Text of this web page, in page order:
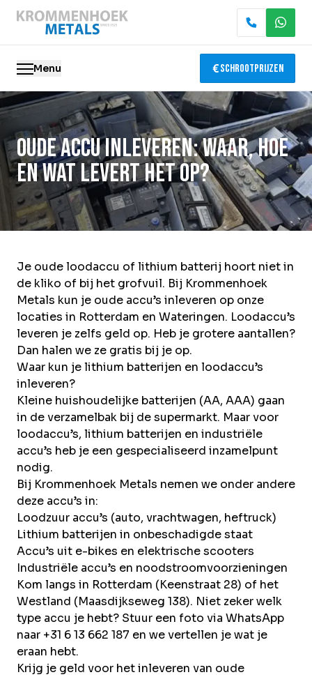
Menu Schrootprijzen
Oude metalen
Elektronica recycling
Slopen & demontage
Katalysator recycling
Locaties
Over Krommenhoek
Sustainability
Nieuws
Werken bij
Direct inleveren Ophaalservice
Oude accu inleveren: waar, hoe
en wat levert het op?
Je oude loodaccu of lithium batterij hoort niet in
de kliko of bij het grofvuil. Bij Krommenhoek
Metals kun je oude accu’s inleveren op onze
locaties in Rotterdam en Wateringen. Loodaccu’s
leveren je zelfs geld op. Heb je grotere aantallen?
Dan halen we ze gratis bij je op.
Waar kun je lithium batterijen en loodaccu’s
inleveren?
Kleine huishoudelijke batterijen (AA, AAA) gaan
in de verzamelbak bij de supermarkt. Maar voor
loodaccu’s, lithium batterijen en industriële
accu’s heb je een gespecialiseerd inzamelpunt
nodig.
Bij Krommenhoek Metals nemen we onder andere
deze accu’s in:
Loodzuur accu’s (auto, vrachtwagen, heftruck)
Lithium batterijen in onbeschadigde staat
Accu’s uit e-bikes en elektrische scooters
Industriële accu’s en noodstroomvoorzieningen
Kom langs in Rotterdam (Keenstraat 28) of het
Westland (Maasdijkseweg 138). Niet zeker welk
type accu je hebt? Stuur een foto via WhatsApp
naar +31 6 13 662 187 en we vertellen je wat je
eraan hebt.
Krijg je geld voor het inleveren van oude